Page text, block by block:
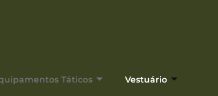
Táticos Vestuário